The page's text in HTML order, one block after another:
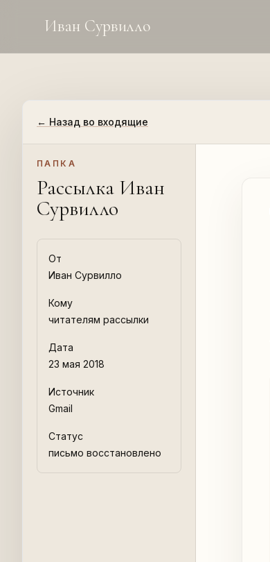
Иван Сурвилло
← Назад во входящие
ПАПКА
Рассылка Иван
Сурвилло
От
Иван Сурвилло
Кому
читателям рассылки
Дата
23 мая 2018
Источник
Gmail
Статус
письмо восстановлено